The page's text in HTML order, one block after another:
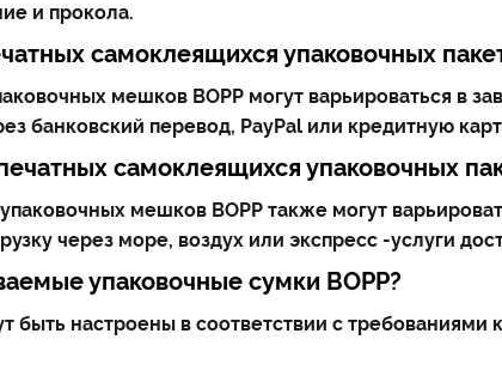
и прокола.
самоклеящихся упаковочных
мешков BOPP могут варьироваться в
банковский перевод, PayPal или кредитную
самоклеящихся упаковочных
мешков BOPP также могут
через море, воздух или экспресс -услуги
упаковочные сумки BOPP?
быть настроены в соответствии с требованиями